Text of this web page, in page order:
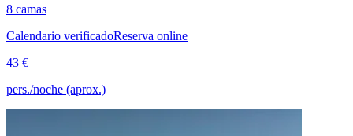
8 camas
Calendario verificadoReserva online
43 €
pers./noche (aprox.)